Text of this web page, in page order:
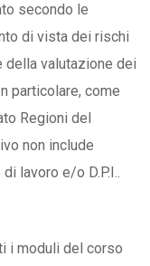
secondo le
di vista dei rischi
della valutazione dei
particolare, come
Regioni del
non include
lavoro e/o D.P.I..
i moduli del corso